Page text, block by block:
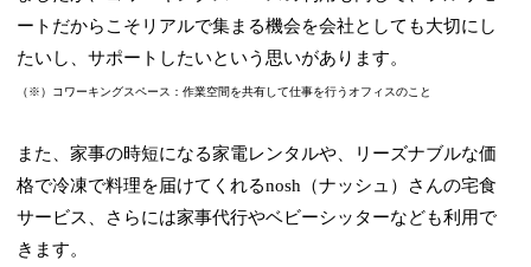
ートだからこそリアルで集まる機会を会社としても大切にし
たいし、サポートしたいという思いがあります。
（※）コワーキングスペース：作業空間を共有して仕事を行うオフィスのこと
また、家事の時短になる家電レンタルや、リーズナブルな価
格で冷凍で料理を届けてくれるnosh（ナッシュ）さんの宅食
サービス、さらには家事代行やベビーシッターなども利用で
きます。